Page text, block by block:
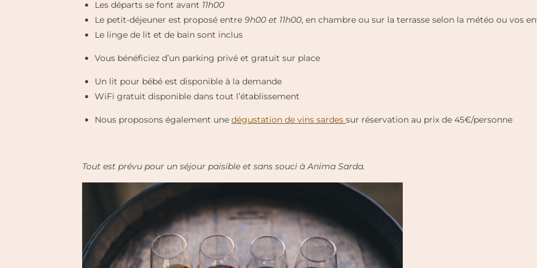
Les départs se font avant 11h00
Le petit-déjeuner est proposé entre 9h00 et 11h00, en chambre ou sur la terrasse selon la météo ou vos
Le linge de lit et de bain sont inclus
Vous bénéficiez d’un parking privé et gratuit sur place
Un lit pour bébé est disponible à la demande
WiFi gratuit disponible dans tout l’établissement
Nous proposons également une dégustation de vins sardes sur réservation au prix de 45€/personne
Tout est prévu pour un séjour paisible et sans souci à Anima Sarda.